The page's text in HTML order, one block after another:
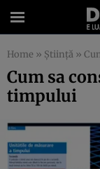
Home » Știință »
Cum sa
timpului